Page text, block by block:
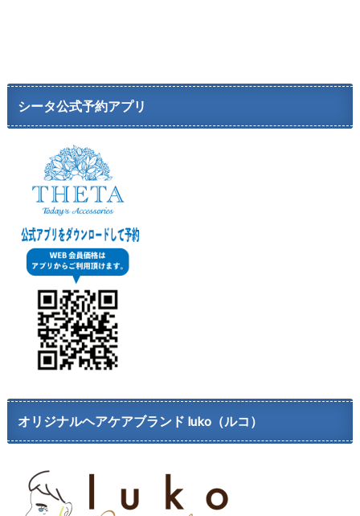
シータ公式予約アプリ
オリジナルヘアケアブランド luko（ルコ）